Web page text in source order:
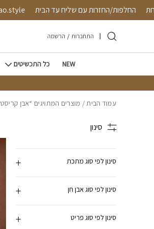
Skip to Contentהחלפות/החזרות עם שליח עד הבית
התחברות / הרשמה
NEW כל התכשיטים
עמוד הבית/ מוצרים המתויגים “אבן
סינון
סינון לפי סוג מתכת
סינון לפי סוג אבן חן
סינון לפי סוג פריט
בחזרה למעלה